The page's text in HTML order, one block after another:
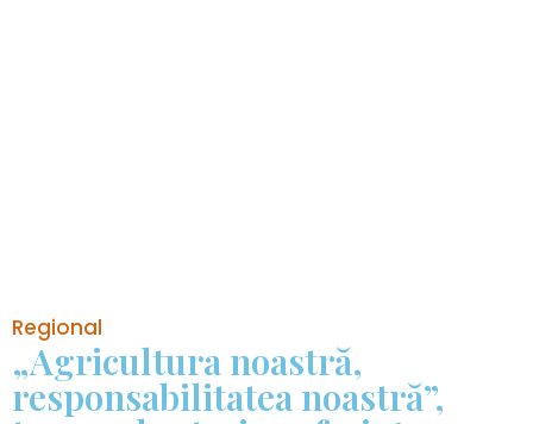
Regional
„Agricultura noastră,
responsabilitatea noastră”,